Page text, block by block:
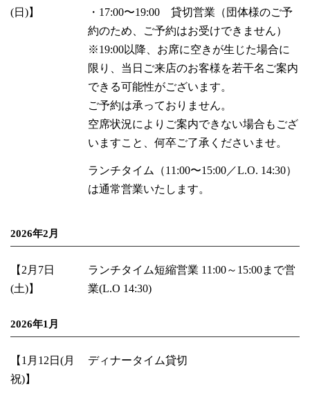
(日)】
・17:00〜19:00 貸切営業（団体様のご予
約のため、ご予約はお受けできません）
※19:00以降、お席に空きが生じた場合に
限り、当日ご来店のお客様を若干名ご案内
できる可能性がございます。
ご予約は承っておりません。
空席状況によりご案内できない場合もござ
いますこと、何卒ご了承くださいませ。
ランチタイム（11:00〜15:00／L.O. 14:30）
は通常営業いたします。
2026年2月
【2月7日
(土)】
ランチタイム短縮営業 11:00～15:00まで営
業(L.O 14:30)
2026年1月
【1月12日(月
祝)】
ディナータイム貸切